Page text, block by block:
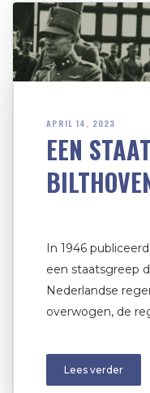
APRIL 14, 2023
EEN
In 1946
een staatsgreep
Nederlandse
overwogen, de
Lees verder